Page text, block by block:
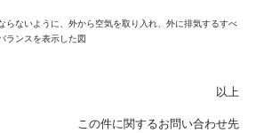
らないように、外から空気を取り入れ、外に排気するすべ
ランスを表示した図
以上
この件に関するお問い合わせ先